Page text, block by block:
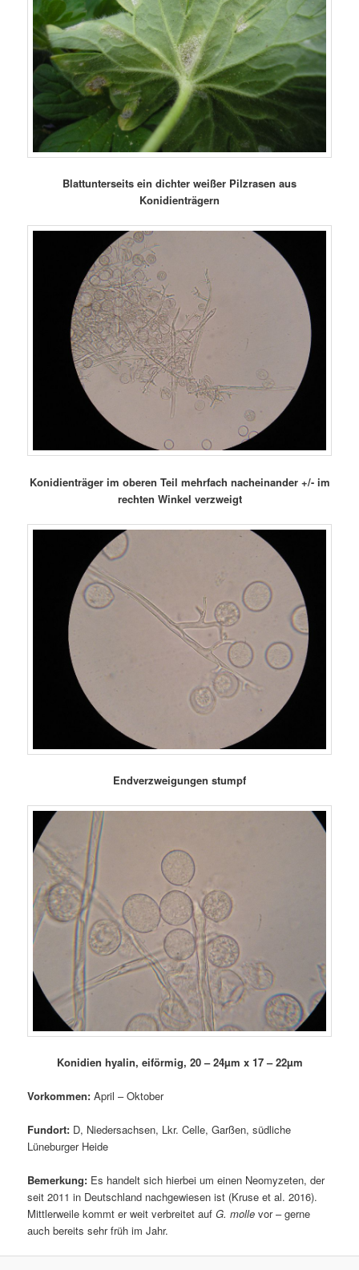
Blattunterseits ein dichter weißer Pilzrasen aus
Konidienträgern
Konidienträger im oberen Teil mehrfach nacheinander +/- im
rechten Winkel verzweigt
Endverzweigungen stumpf
Konidien hyalin, eiförmig, 20 – 24µm x 17 – 22µm
Vorkommen: April – Oktober
Fundort: D, Niedersachsen, Lkr. Celle, Garßen, südliche
Lüneburger Heide
Bemerkung: Es handelt sich hierbei um einen Neomyzeten, der
seit 2011 in Deutschland nachgewiesen ist (Kruse et al. 2016).
Mittlerweile kommt er weit verbreitet aufG. molle vor – gerne
auch bereits sehr früh im Jahr.